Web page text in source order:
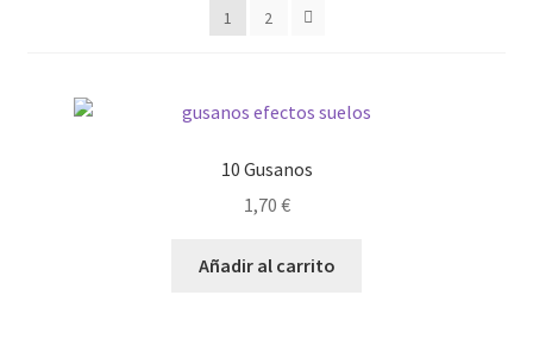
Información sobre cookies
1 2
10 Gusanos
1,70 €
Añadir al carrito